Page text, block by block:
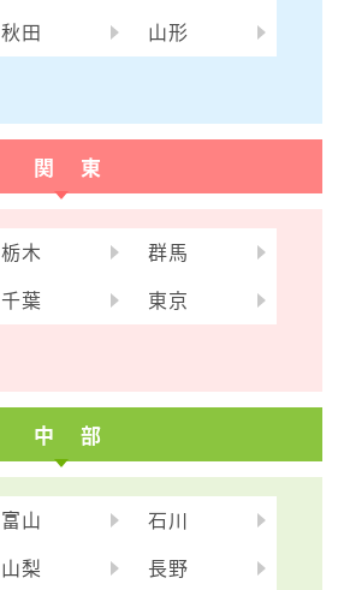
秋田
山形
関 東
栃木
群馬
千葉
東京
中 部
富山
石川
山梨
長野